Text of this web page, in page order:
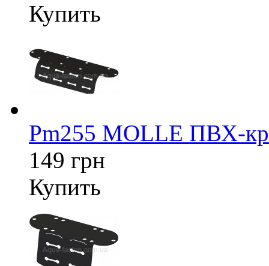
Купить
Pm255 MOLLE ПВХ-
149 грн
Купить